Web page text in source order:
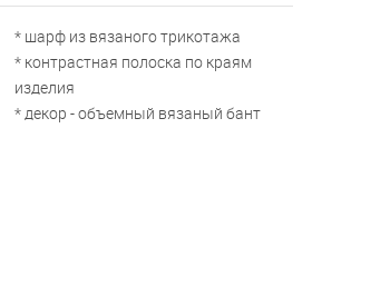
* шарф из вязаного трикотажа
* контрастная полоска по краям
изделия
* декор - объемный вязаный бант